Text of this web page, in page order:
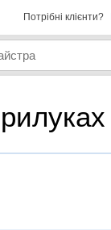
Потрібні клієнти?